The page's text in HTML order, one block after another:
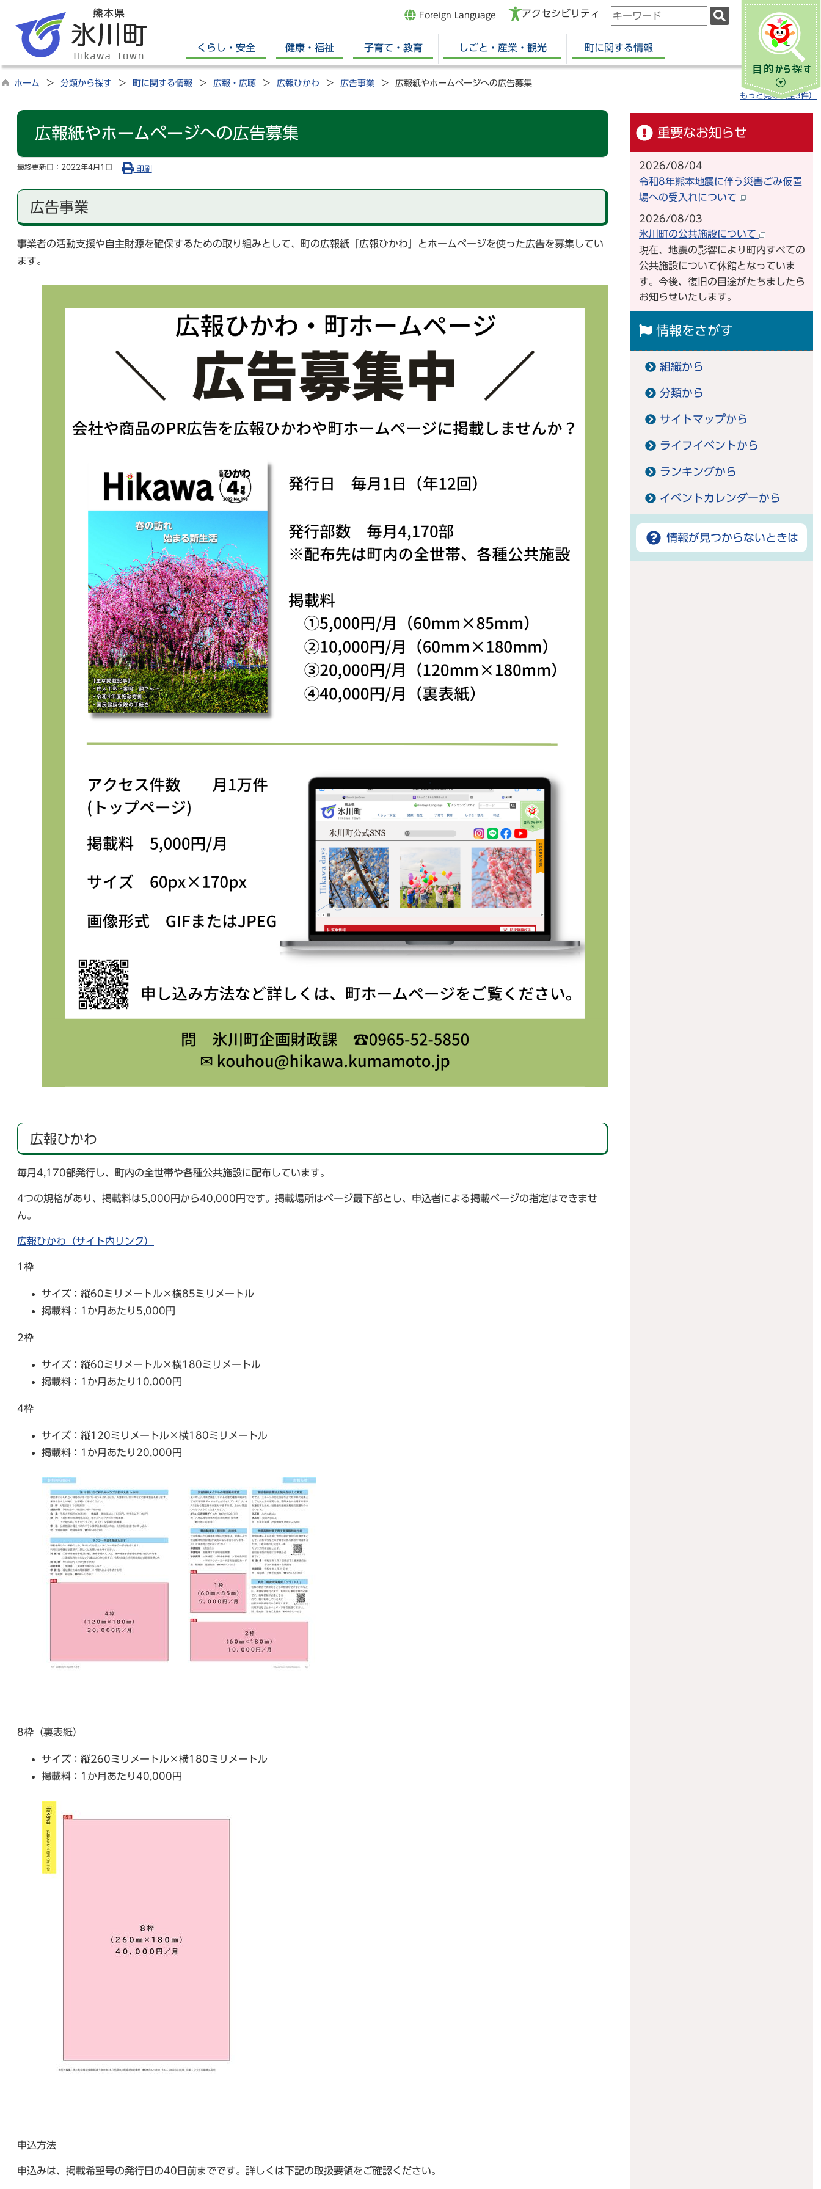
Foreign Language アクセシビリティ
検
キ
ー
くらし・安全 健康・福祉 子育て・教育 しごと・産業・観光 町に関する情報
ホーム 分類から探す 町に関する情報 広報・広聴 広報ひかわ 広告事業 広報紙やホームページへの広告募集
もっと見る（全3件）
広報紙やホームページへの広告募集
最終更新日： 2022年4月1日 印刷
広告事業
事業者の活動支援や自主財源を確保するための取り組みとして、町の広報紙「広報ひかわ」とホームページを使った広告を募集してい
ます。
広報ひかわ
毎月4,170部発行し、町内の全世帯や各種公共施設に配布しています。
4つの規格があり、掲載料は5,000円から40,000円です。掲載場所はページ最下部とし、申込者による掲載ページの指定はできませ
ん。
広報ひかわ（サイト内リンク）
1枠
サイズ：縦60ミリメートル×横85ミリメートル
掲載料：1か月あたり5,000円
2枠
サイズ：縦60ミリメートル×横180ミリメートル
掲載料：1か月あたり10,000円
4枠
サイズ：縦120ミリメートル×横180ミリメートル
掲載料：1か月あたり20,000円
8枠（裏表紙）
サイズ：縦260ミリメートル×横180ミリメートル
掲載料：1か月あたり40,000円
申込方法
申込みは、掲載希望号の発行日の40日前までです。詳しくは下記の取扱要領をご確認ください。
重要なお知らせ
2026/08/04
令和8年熊本地震に伴う災害ごみ仮置
場への受入れについて
2026/08/03
氷川町の公共施設について
現在、地震の影響により町内すべての
公共施設について休館となっていま
す。今後、復旧の目途がたちましたら
お知らせいたします。
情報をさがす
組織から
分類から
サイトマップから
ライフイベントから
ランキングから
イベントカレンダーから
情報が見つからないときは